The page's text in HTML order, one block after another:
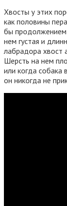
Хвосты у этих
как половины
бы продолжением
нем густая и
лабрадора хвост
Шерсть на нем
или когда собака
он никогда не